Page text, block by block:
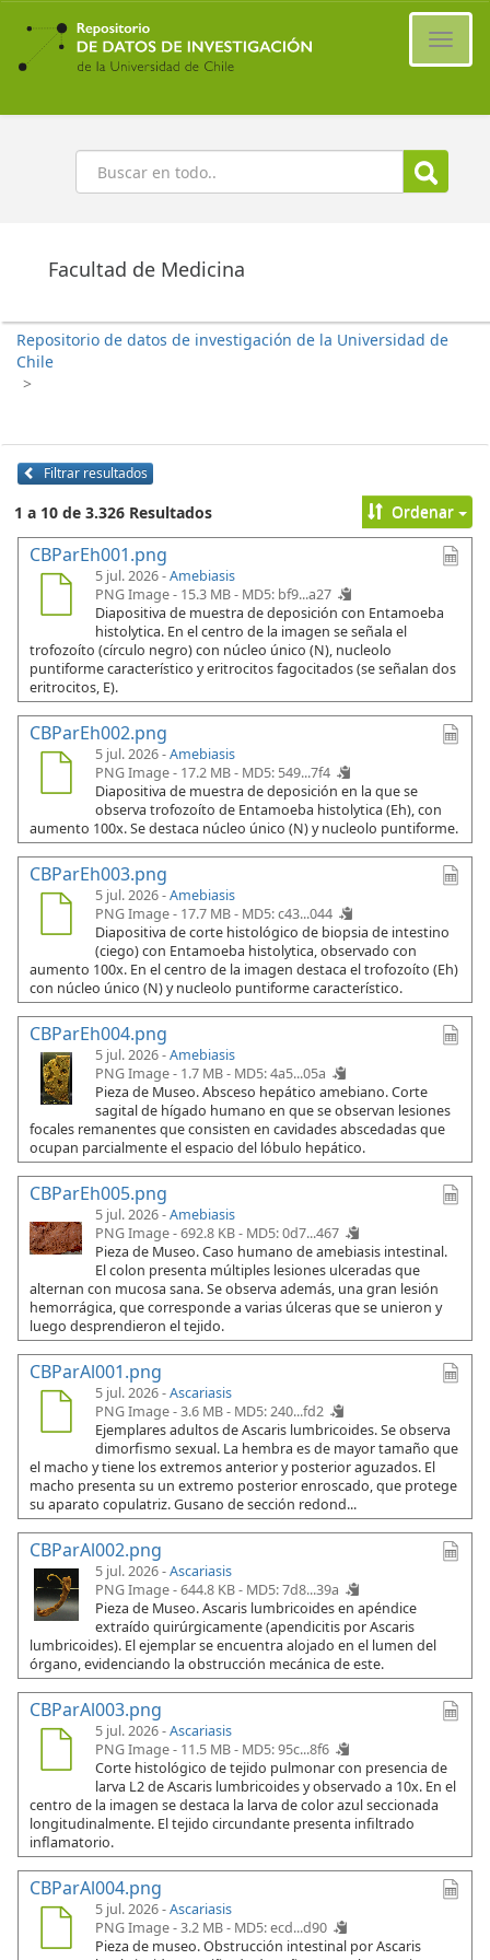
Ir
contenido
principal
Buscar
Facultad de Medicina
Repositorio de datos de investigación de la Universidad de
Chile
>
Filtrar resultados
1 a 10 de 3.326 Resultados Ordenar
CBParEh001.png
5 jul. 2026 -Amebiasis
PNG Image - 15.3 MB - MD5: bf9...a27
Diapositiva de muestra de deposición con Entamoeba
histolytica. En el centro de la imagen se señala el
trofozoíto (círculo negro) con núcleo único (N), nucleolo
puntiforme característico y eritrocitos fagocitados (se señalan dos
eritrocitos, E).
CBParEh002.png
5 jul. 2026 -Amebiasis
PNG Image - 17.2 MB - MD5: 549...7f4
Diapositiva de muestra de deposición en la que se
observa trofozoíto de Entamoeba histolytica (Eh), con
aumento 100x. Se destaca núcleo único (N) y nucleolo puntiforme.
CBParEh003.png
5 jul. 2026 -Amebiasis
PNG Image - 17.7 MB - MD5: c43...044
Diapositiva de corte histológico de biopsia de intestino
(ciego) con Entamoeba histolytica, observado con
aumento 100x. En el centro de la imagen destaca el trofozoíto (Eh)
con núcleo único (N) y nucleolo puntiforme característico.
CBParEh004.png
5 jul. 2026 -Amebiasis
PNG Image - 1.7 MB - MD5: 4a5...05a
Pieza de Museo. Absceso hepático amebiano. Corte
sagital de hígado humano en que se observan lesiones
focales remanentes que consisten en cavidades abscedadas que
ocupan parcialmente el espacio del lóbulo hepático.
CBParEh005.png
5 jul. 2026 -Amebiasis
PNG Image - 692.8 KB - MD5: 0d7...467
Pieza de Museo. Caso humano de amebiasis intestinal.
El colon presenta múltiples lesiones ulceradas que
alternan con mucosa sana. Se observa además, una gran lesión
hemorrágica, que corresponde a varias úlceras que se unieron y
luego desprendieron el tejido.
CBParAl001.png
5 jul. 2026 -Ascariasis
PNG Image - 3.6 MB - MD5: 240...fd2
Ejemplares adultos de Ascaris lumbricoides. Se observa
dimorfismo sexual. La hembra es de mayor tamaño que
el macho y tiene los extremos anterior y posterior aguzados. El
macho presenta su un extremo posterior enroscado, que protege
su aparato copulatriz. Gusano de sección redond...
CBParAl002.png
5 jul. 2026 -Ascariasis
PNG Image - 644.8 KB - MD5: 7d8...39a
Pieza de Museo. Ascaris lumbricoides en apéndice
extraído quirúrgicamente (apendicitis por Ascaris
lumbricoides). El ejemplar se encuentra alojado en el lumen del
órgano, evidenciando la obstrucción mecánica de este.
CBParAl003.png
5 jul. 2026 -Ascariasis
PNG Image - 11.5 MB - MD5: 95c...8f6
Corte histológico de tejido pulmonar con presencia de
larva L2 de Ascaris lumbricoides y observado a 10x. En el
centro de la imagen se destaca la larva de color azul seccionada
longitudinalmente. El tejido circundante presenta infiltrado
inflamatorio.
CBParAl004.png
5 jul. 2026 -Ascariasis
PNG Image - 3.2 MB - MD5: ecd...d90
Pieza de museo. Obstrucción intestinal por Ascaris